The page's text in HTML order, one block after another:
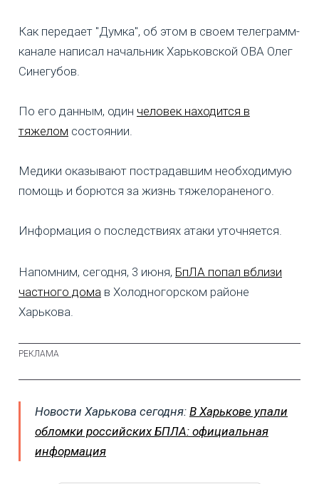
Как передает "Думка", об этом в своем телеграмм-
канале написал начальник Харьковской ОВА Олег
Синегубов.
По его данным, один человек находится в
тяжелом состоянии.
Медики оказывают пострадавшим необходимую
помощь и борются за жизнь тяжелораненого.
Информация о последствиях атаки уточняется.
Напомним, сегодня, 3 июня, БпЛА попал вблизи
частного дома в Холодногорском районе
Харькова.
Новости Харькова сегодня: В Харькове упали
обломки российских БПЛА: официальная
информация